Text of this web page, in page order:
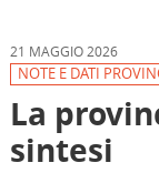
21 MAGGIO 2026
NOTE E DATI
La
sintesi